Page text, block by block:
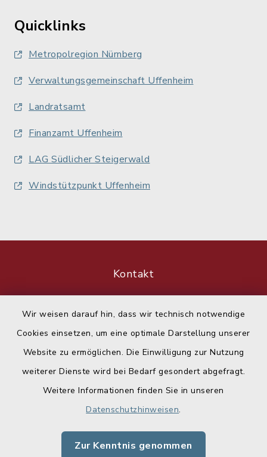
Wir weisen darauf hin, dass wir technisch notwendige
Cookies einsetzen, um eine optimale Darstellung unserer
Website zu ermöglichen. Die Einwilligung zur Nutzung
weiterer Dienste wird bei Bedarf gesondert abgefragt.
Weitere Informationen finden Sie in unseren
Datenschutzhinweisen.
Zur Kenntnis genommen
Quicklinks
Metropolregion Nürnberg
Verwaltungsgemeinschaft Uffenheim
Landratsamt
Finanzamt Uffenheim
LAG Südlicher Steigerwald
Windstützpunkt Uffenheim
Kontakt
Datenschutz
Impressum
Sitemap
Cookie-Einstellungen